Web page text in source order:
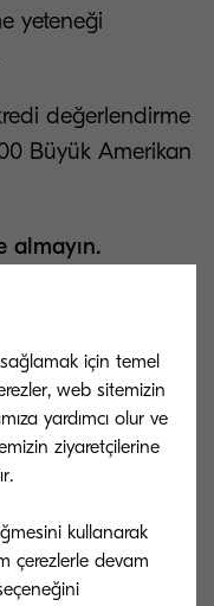
yeteneği
değerlendirme
Büyük Amerikan
almayın.
atmanız
neler
yapmadan
akışlarınıza
yatırımları riske
bir araştırma
birlikte
özellikler
için temel
web sitemizin
yardımcı olur ve
ziyaretçilerine
kullanarak
çerezlerle devam